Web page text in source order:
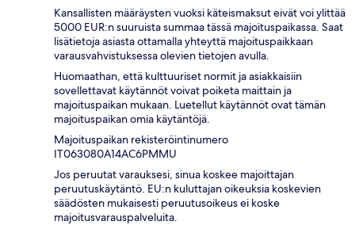
Kansallisten määräysten vuoksi käteismaksut eivät voi ylittää
5000 EUR:n suuruista summaa tässä majoituspaikassa. Saat
lisätietoja asiasta ottamalla yhteyttä majoituspaikkaan
varausvahvistuksessa olevien tietojen avulla.
Huomaathan, että kulttuuriset normit ja asiakkaisiin
sovellettavat käytännöt voivat poiketa maittain ja
majoituspaikan mukaan. Luetellut käytännöt ovat tämän
majoituspaikan omia käytäntöjä.
Majoituspaikan rekisteröintinumero
IT063080A14AC6PMMU
Jos peruutat varauksesi, sinua koskee majoittajan
peruutuskäytäntö. EU:n kuluttajan oikeuksia koskevien
säädösten mukaisesti peruutusoikeus ei koske
majoitusvarauspalveluita.